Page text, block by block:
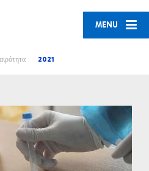
MENU
2021